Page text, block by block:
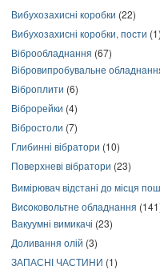
Вибухозахисні коробки (22)
Вибухозахисні коробки, пости (1)
Віброобладнання (67)
Вібровипробувальне
Віброплити (6)
Віброрейки (4)
Вібростоли (7)
Глибинні вібратори (10)
Поверхневі вібратори (23)
Вимірювач відстані до місця
Високовольтне обладнання
Вакуумні вимикачі (23)
Доливання олій (3)
ЗАПАСНІ ЧАСТИНИ (1)